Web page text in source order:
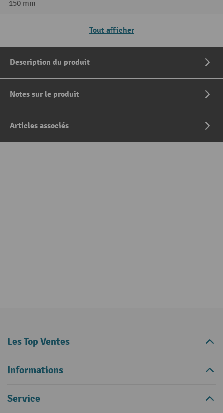
150 mm
Tout afficher
Description du produit
Notes sur le produit
Articles associés
Les Top Ventes
Informations
Service